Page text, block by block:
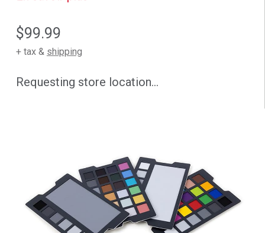
$99.99
+ tax & shipping
Requesting store location...